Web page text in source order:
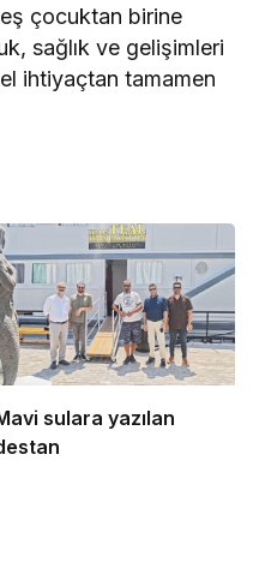
çocuktan birine
sağlık ve gelişimleri
ihtiyaçtan tamamen
sulara yazılan